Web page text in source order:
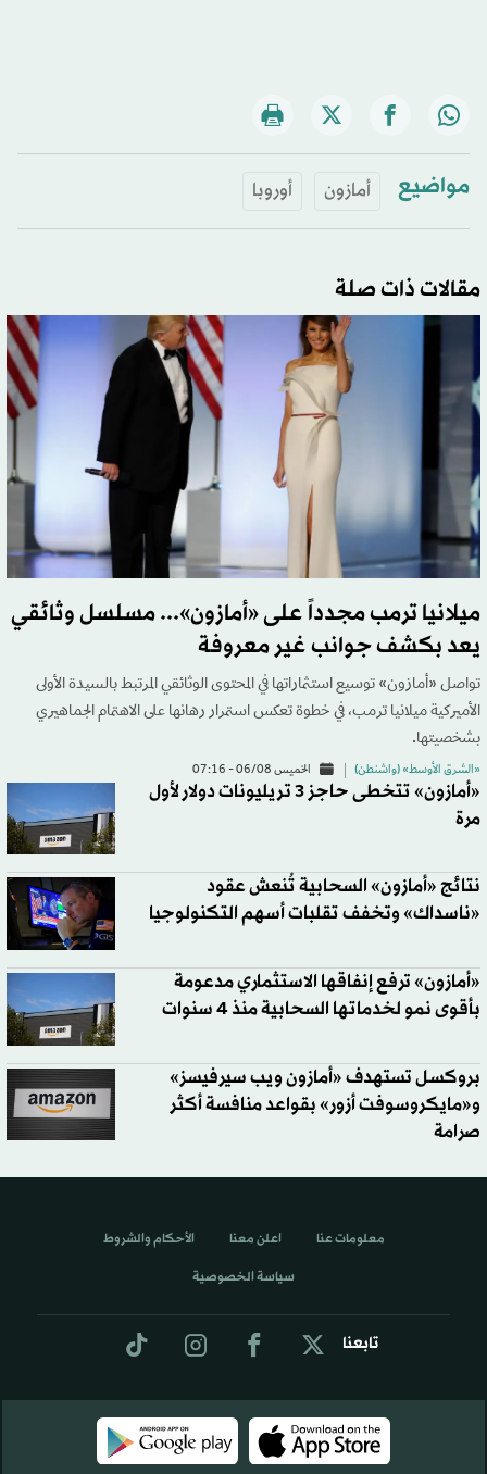
مواضيع أمازون أوروبا
مقالات ذات صلة
ميلانيا ترمب مجدداً على «أمازون»... مسلسل وثائقي
يعد بكشف جوانب غير معروفة
تواصل «أمازون» توسيع استثماراتها في المحتوى الوثائقي المرتبط بالسيدة الأولى
الأميركية ميلانيا ترمب، في خطوة تعكس استمرار رهانها على الاهتمام الجماهيري
بشخصيتها.
«الشرق الأوسط» (واشنطن) الخميس 06/08 - 07:16
«أمازون» تتخطى حاجز 3 تريليونات دولار لأول
مرة
نتائج «أمازون» السحابية تُنعش عقود
«ناسداك» وتخفف تقلبات أسهم التكنولوجيا
«أمازون» ترفع إنفاقها الاستثماري مدعومة
بأقوى نمو لخدماتها السحابية منذ 4 سنوات
بروكسل تستهدف «أمازون ويب سيرفيسز»
و«مايكروسوفت أزور» بقواعد منافسة أكثر
صرامة
تابعنا
معلومات عنا اعلن معنا الأحكام والشروط
سياسة الخصوصية